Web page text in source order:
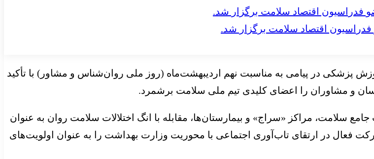
اقتصاد سلامت برگزار شد.
پزشکی در پیامی به مناسبت نهم اردیبهشت‌ماه (روز ملی روان‌شناس و مشاور) با تأکید
و مشاوران را اعضای کلیدی تیم ملی سلامت برشمرد.
سلامت، مراکز «سراج» و بیمارستان‌ها، مقابله با انگ اختلالات سلامت روان به عنوان
فعال در ارتقای تاب‌آوری اجتماعی با محوریت وزارت بهداشت را به عنوان اولویت‌های